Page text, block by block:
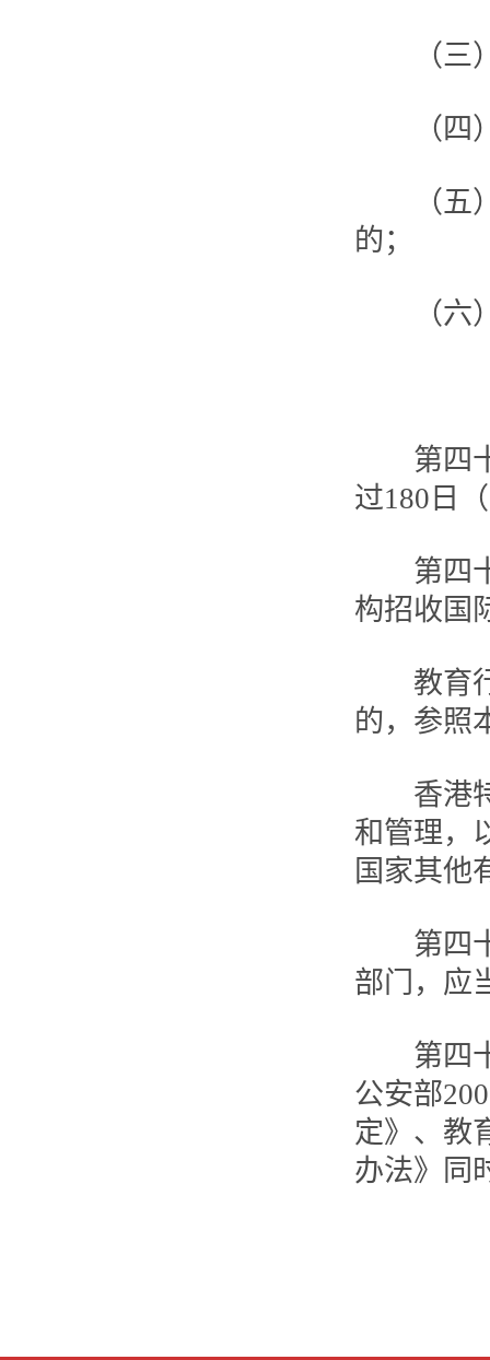
（三）
（四）
（五）
的；
（六）
第四十
过180日
第四十
构招收国
教育行
的，参照
香港特
和管理，
国家其他
第四十
部门，应
第四十
公安部
定》、教
办法》同